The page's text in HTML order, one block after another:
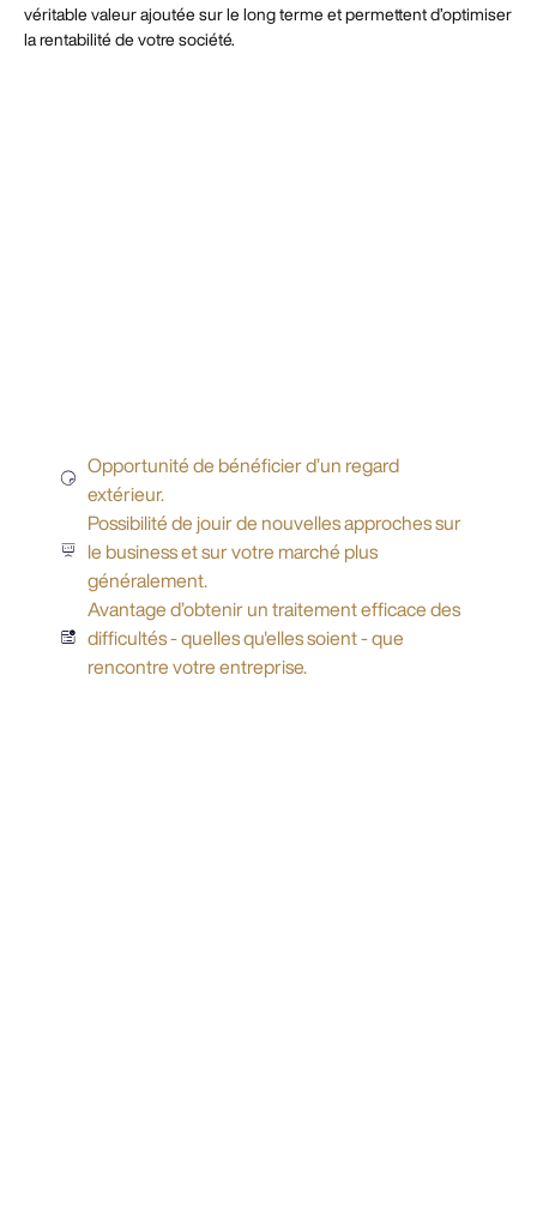
véritable valeur ajoutée sur le long terme et permettent d’optimiser
la rentabilité de votre société.
Opportunité de bénéficier d’un regard
extérieur.
Possibilité de jouir de nouvelles approches sur
le business et sur votre marché plus
généralement.
Avantage d’obtenir un traitement efficace des
difficultés - quelles qu'elles soient - que
rencontre votre entreprise.